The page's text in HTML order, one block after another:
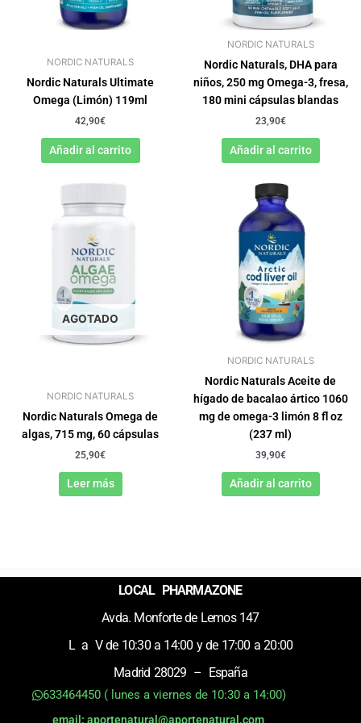
NORDIC NATURALS
Nordic Naturals Ultimate
Omega (Limón) 119ml
42,90€
Añadir al carrito
NORDIC NATURALS
Nordic Naturals, DHA para
niños, 250 mg Omega-3, fresa,
180 mini cápsulas blandas
23,90€
Añadir al carrito
AGOTADO
NORDIC NATURALS
Nordic Naturals Omega de
algas, 715 mg, 60 cápsulas
25,90€
Leer más
NORDIC NATURALS
Nordic Naturals Aceite de
hígado de bacalao ártico 1060
mg de omega-3 limón 8 fl oz
(237 ml)
39,90€
Añadir al carrito
LOCAL PHARMAZONE
Avda. Monforte de Lemos 147
L a V de 10:30 a 14:00 y de 17:00 a 20:00
Madrid 28029 – España
633464450 ( lunes a viernes de 10:30 a 14:00)
email: aportenatural@aportenatural.com